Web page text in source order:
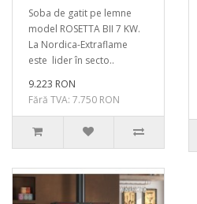
Soba de gatit pe lemne
model ROSETTA BII 7 KW.
La Nordica-Extraflame
este lider în secto..
9.223 RON
Fără TVA: 7.750 RON